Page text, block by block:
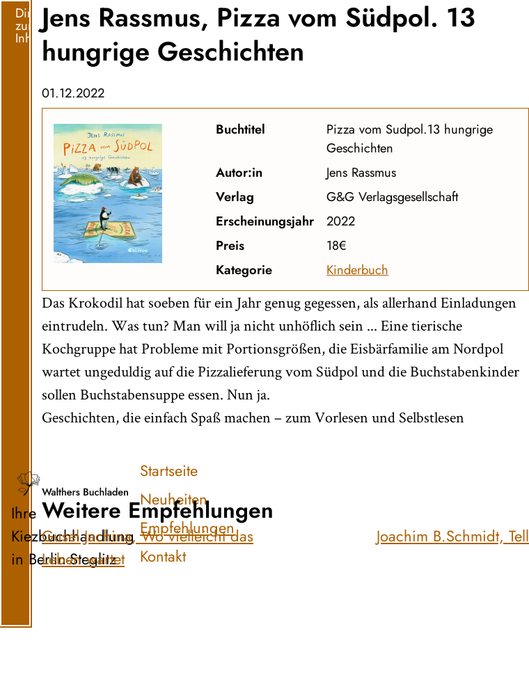
Direkt
zum
Inhalt
Ihre
Kiezbuchhandlung
in Berlin-Steglitz
Startseite
Neuheiten
Empfehlungen
Kontakt
Jens Rassmus, Pizza vom Südpol. 13
hungrige Geschichten
01.12.2022
Buchtitel
Pizza vom Sudpol.13 hungrige
Geschichten
Autor:in
Jens Rassmus
Verlag
G&G Verlagsgesellschaft
Erscheinungsjahr
2022
Preis
18€
Kategorie
Kinderbuch
Das Krokodil hat soeben für ein Jahr genug gegessen, als allerhand Einladungen
eintrudeln. Was tun? Man will ja nicht unhöflich sein ... Eine tierische
Kochgruppe hat Probleme mit Portionsgrößen, die Eisbärfamilie am Nordpol
wartet ungeduldig auf die Pizzalieferung vom Südpol und die Buchstabenkinder
sollen Buchstabensuppe essen. Nun ja.
Geschichten, die einfach Spaß machen – zum Vorlesen und Selbstlesen
Weitere Empfehlungen
Gusel Jachina, Wo vielleicht das
Leben wartet
Joachim B.Schmidt, Tell